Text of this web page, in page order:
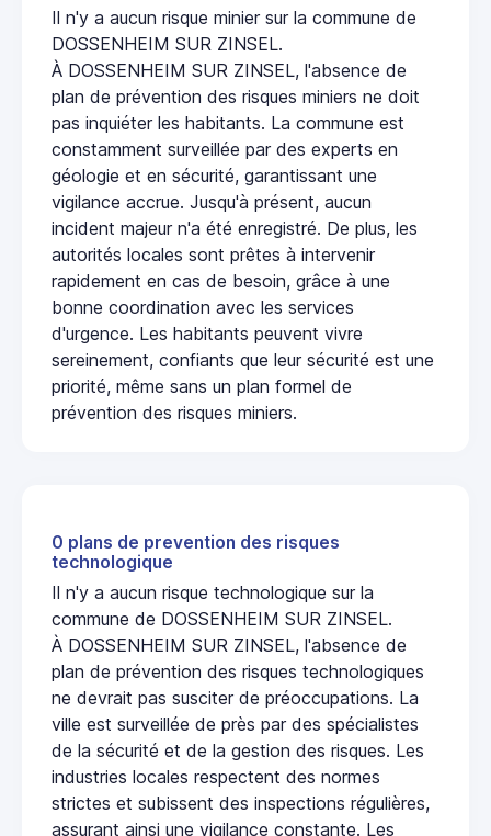
Il n'y a aucun risque minier sur la commune de
DOSSENHEIM SUR ZINSEL.
À DOSSENHEIM SUR ZINSEL, l'absence de
plan de prévention des risques miniers ne doit
pas inquiéter les habitants. La commune est
constamment surveillée par des experts en
géologie et en sécurité, garantissant une
vigilance accrue. Jusqu'à présent, aucun
incident majeur n'a été enregistré. De plus, les
autorités locales sont prêtes à intervenir
rapidement en cas de besoin, grâce à une
bonne coordination avec les services
d'urgence. Les habitants peuvent vivre
sereinement, confiants que leur sécurité est une
priorité, même sans un plan formel de
prévention des risques miniers.
0 plans de prevention des risques
technologique
Il n'y a aucun risque technologique sur la
commune de DOSSENHEIM SUR ZINSEL.
À DOSSENHEIM SUR ZINSEL, l'absence de
plan de prévention des risques technologiques
ne devrait pas susciter de préoccupations. La
ville est surveillée de près par des spécialistes
de la sécurité et de la gestion des risques. Les
industries locales respectent des normes
strictes et subissent des inspections régulières,
assurant ainsi une vigilance constante. Les